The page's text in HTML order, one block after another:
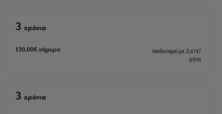
3 xρόνια
130,00€σήμερα Ισοδυναμεί με 3,61€/
μήνα
3 xρόνια